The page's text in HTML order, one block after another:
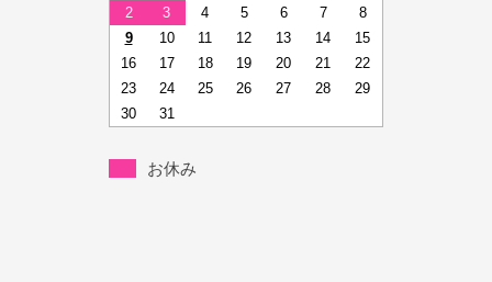
2
3 4 5 6 7
8
9
10 11 12 13 14
15
16
17 18 19 20 21
22
23
24 25 26 27 28
29
30
31
お休み